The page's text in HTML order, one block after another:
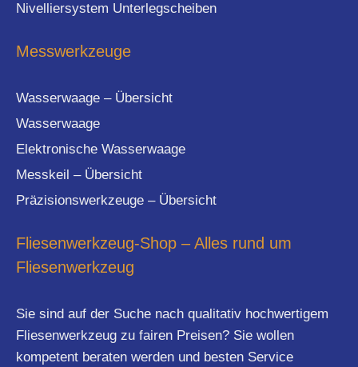
Nivelliersystem Unterlegscheiben
Messwerkzeuge
Wasserwaage – Übersicht
Wasserwaage
Elektronische Wasserwaage
Messkeil – Übersicht
Präzisionswerkzeuge – Übersicht
Fliesenwerkzeug-Shop – Alles rund um
Fliesenwerkzeug
Sie sind auf der Suche nach qualitativ hochwertigem
Fliesenwerkzeug zu fairen Preisen? Sie wollen
kompetent beraten werden und besten Service